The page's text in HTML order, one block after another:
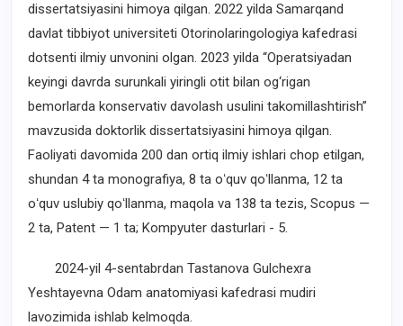
dissertatsiyasini himoya qilgan. 2022 yilda Samarqand
davlat tibbiyot universiteti Otorinolaringologiya kafedrasi
dotsenti ilmiy unvonini olgan. 2023 yilda “Operatsiyadan
keyingi davrda surunkali yiringli otit bilan og‘rigan
bemorlarda konservativ davolash usulini takomillashtirish”
mavzusida doktorlik dissertatsiyasini himoya qilgan.
Faoliyati davomida 200 dan ortiq ilmiy ishlari chop etilgan,
shundan 4 ta monografiya, 8 ta oʻquv qoʻllanma, 12 ta
oʻquv uslubiy qoʻllanma, maqola va 138 ta tezis, Scopus —
2 ta, Patent — 1 ta; Kompyuter dasturlari - 5.
2024-yil 4-sentabrdan Tastanova Gulchexra
Yeshtayevna Odam anatomiyasi kafedrasi mudiri
lavozimida ishlab kelmoqda.